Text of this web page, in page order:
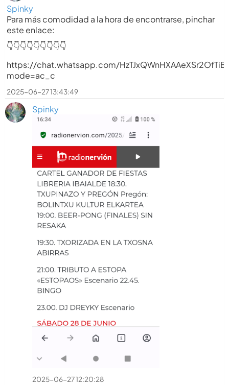
Spinky
Para más comodidad a la hora de encontrarse, pinchar
este enlace:
👇👇👇👇👇👇👇👇👇
https://chat.whatsapp.com/
mode=ac_c
2025-06-27 13:43:49
Spinky
2025-06-27 12:20:28